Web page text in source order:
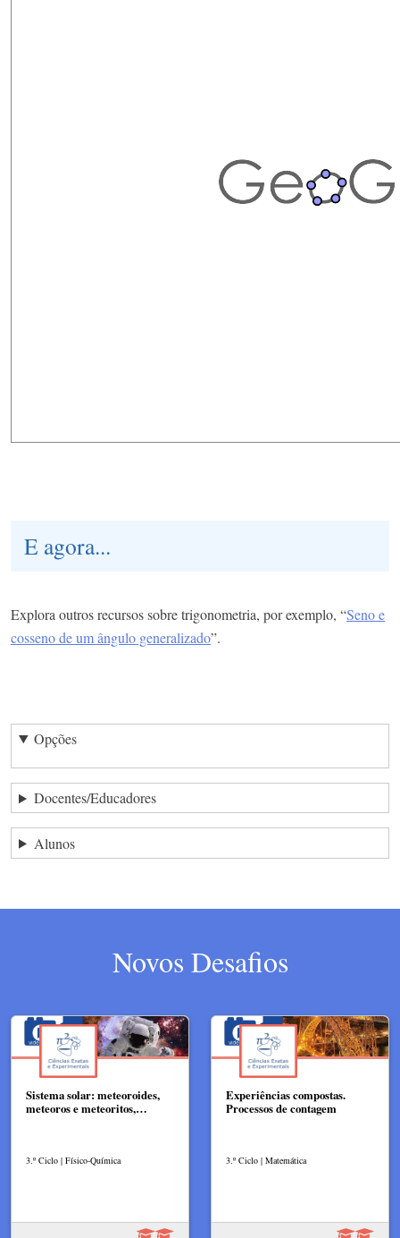
E agora...
Explora outros recursos sobre trigonometria, por exemplo, “Seno e
cosseno de um ângulo generalizado”.
Opções
Docentes/Educadores
Alunos
Novos Desafios
Sistema solar: meteoroides,
meteoros e meteoritos,…
3.º Ciclo | Físico-Química
Experiências compostas.
Processos de contagem
3.º Ciclo | Matemática